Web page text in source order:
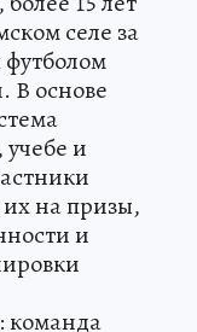
селе за
В основе
и
на призы,
и
команда